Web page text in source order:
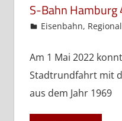
S-Bahn
admin
Eisenbahn,
Am 1 Mai 2022
Stadtrundfahrt mit
aus dem Jahr 1969